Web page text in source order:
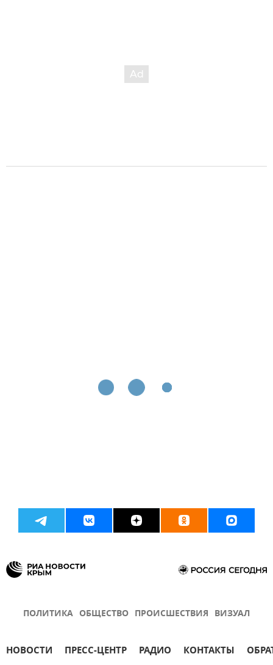
ПОЛИТИКА ОБЩЕСТВО ПРОИСШЕСТВИЯ ВИЗУАЛ
НОВОСТИ ПРЕСС-ЦЕНТР РАДИО КОНТАКТЫ